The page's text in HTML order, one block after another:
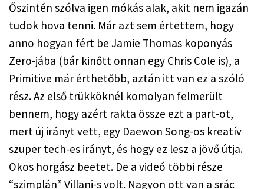
Őszintén szólva igen mókás alak, akit nem igazán
tudok hova tenni. Már azt sem értettem, hogy
anno hogyan fért be Jamie Thomas koponyás
Zero-jába (bár kinőtt onnan egy Chris Cole is), a
Primitive már érthetőbb, aztán itt van ez a szóló
rész. Az első trükköknél komolyan felmerült
bennem, hogy azért rakta össze ezt a part-ot,
mert új irányt vett, egy Daewon Song-os kreatív
szuper tech-es irányt, és hogy ez lesz a jövő útja.
Okos horgász beetet. De a videó többi része
“szimplán” Villani-s volt. Nagyon ott van a srác